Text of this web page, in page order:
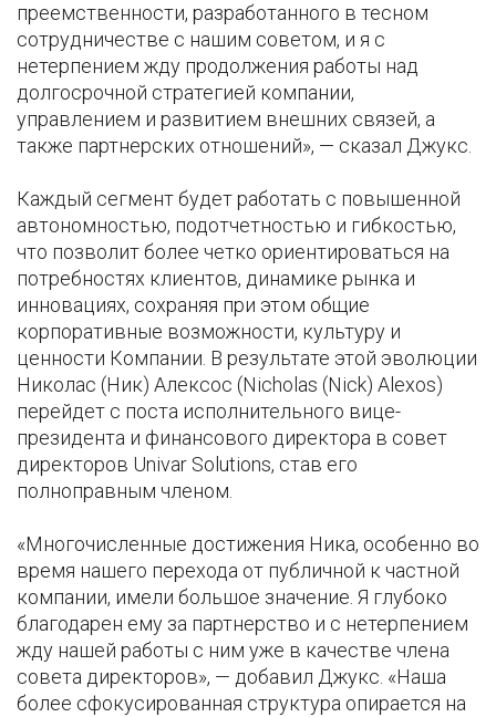
преемственности, разработанного в тесном
сотрудничестве с нашим советом, и я с
нетерпением жду продолжения работы над
долгосрочной стратегией компании,
управлением и развитием внешних связей, а
также партнерских отношений», — сказал Джукс.
Каждый сегмент будет работать с повышенной
автономностью, подотчетностью и гибкостью,
что позволит более четко ориентироваться на
потребностях клиентов, динамике рынка и
инновациях, сохраняя при этом общие
корпоративные возможности, культуру и
ценности Компании. В результате этой эволюции
Николас (Ник) Алексос (Nicholas (Nick) Alexos)
перейдет с поста исполнительного вице-
президента и финансового директора в совет
директоров Univar Solutions, став его
полноправным членом.
«Многочисленные достижения Ника, особенно во
время нашего перехода от публичной к частной
компании, имели большое значение. Я глубоко
благодарен ему за партнерство и с нетерпением
жду нашей работы с ним уже в качестве члена
совета директоров», — добавил Джукс. «Наша
более сфокусированная структура опирается на